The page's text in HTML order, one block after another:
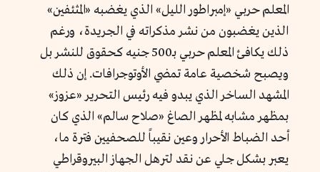
المعلم حربي «إمبراطور الليل» الذي يغضبه «المثئفين»
الذين يغضبون من نشر مذكراته في الجريدة، ورغم
ذلك يكافئ المعلم حربي بـ500 جنيه كحقوق للنشر بل
ويصبح شخصية عامة تمضي الأوتوجرافات. إن ذلك
المشهد الساخر الذي يبدو فيه رئيس التحرير «عزوز»
بمظهر مشابه لمظهر الصاغ «صلاح سالم» الذي كان
أحد الضباط الأحرار وعين نقيباً للصحفيين فترة ما،
يعبر بشكل جلي عن نقد لترهل الجهاز البيروقراطي